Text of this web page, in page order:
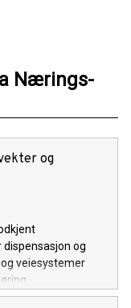
Nærings-
og
og
veiesystemer